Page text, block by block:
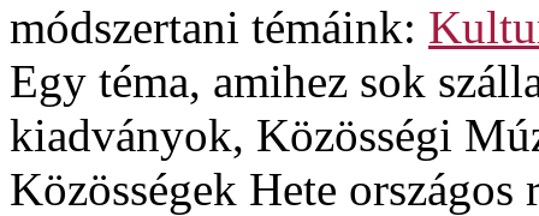
módszertani témáink:
Egy téma, amihez sok
kiadványok, Közösségi
Közösségek Hete